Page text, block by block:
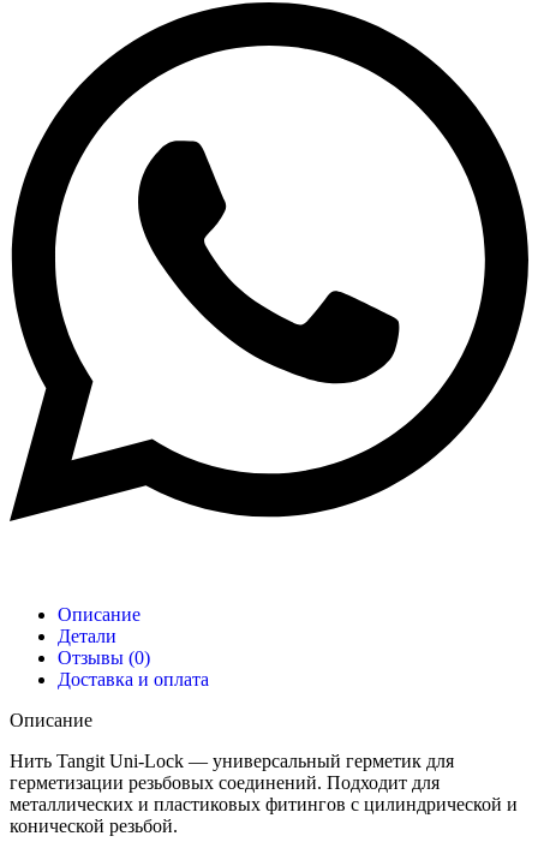
Описание
Детали
Отзывы (0)
Доставка и оплата
Описание
Нить Tangit Uni-Lock — универсальный герметик для
герметизации резьбовых соединений. Подходит для
металлических и пластиковых фитингов с цилиндрической и
конической резьбой.